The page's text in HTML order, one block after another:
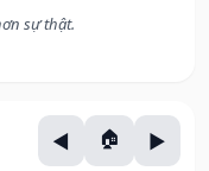
sự thật.